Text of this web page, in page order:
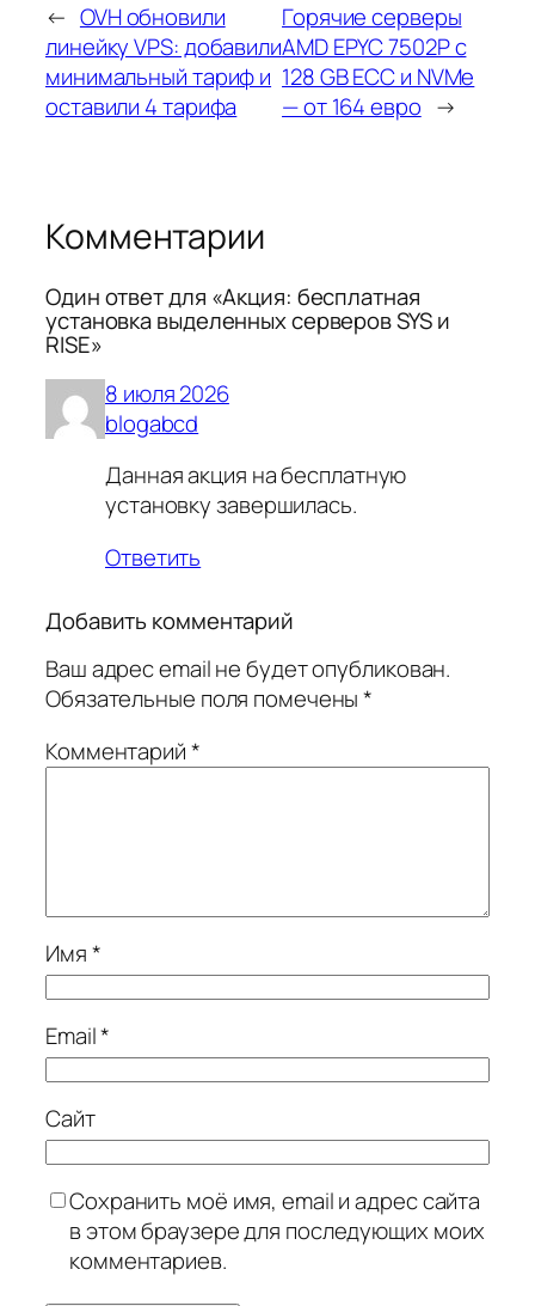
← OVH обновили
линейку VPS: добавили
минимальный тариф и
оставили 4 тарифа
Горячие серверы
AMD EPYC 7502P с
128 GB ECC и NVMe
— от 164 евро →
Комментарии
Один ответ для «Акция: бесплатная
установка выделенных серверов SYS и
RISE»
8 июля 2026
blogabcd
Данная акция на бесплатную
установку завершилась.
Ответить
Добавить комментарий
Ваш адрес email не будет опубликован.
Обязательные поля помечены*
Комментарий*
Имя*
Email*
Сайт
Сохранить моё имя, email и адрес сайта
в этом браузере для последующих моих
комментариев.